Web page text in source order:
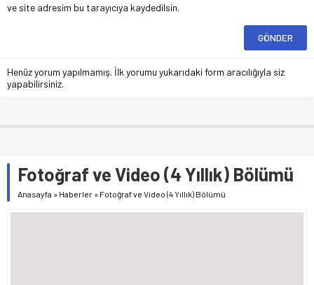
ve site adresim bu tarayıcıya kaydedilsin.
Henüz yorum yapılmamış. İlk yorumu yukarıdaki form aracılığıyla siz
yapabilirsiniz.
Fotoğraf ve Video (4 Yıllık) Bölümü
Anasayfa » Haberler » Fotoğraf ve Video (4 Yıllık) Bölümü